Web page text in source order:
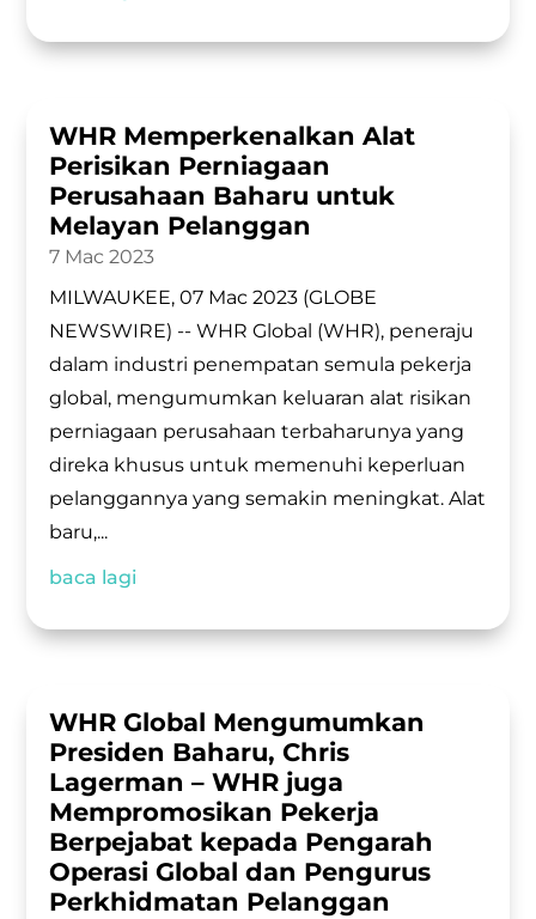
WHR Memperkenalkan Alat
Perisikan Perniagaan
Perusahaan Baharu untuk
Melayan Pelanggan
7 Mac 2023
MILWAUKEE, 07 Mac 2023 (GLOBE
NEWSWIRE) -- WHR Global (WHR), peneraju
dalam industri penempatan semula pekerja
global, mengumumkan keluaran alat risikan
perniagaan perusahaan terbaharunya yang
direka khusus untuk memenuhi keperluan
pelanggannya yang semakin meningkat. Alat
baru,...
baca lagi
WHR Global Mengumumkan
Presiden Baharu, Chris
Lagerman – WHR juga
Mempromosikan Pekerja
Berpejabat kepada Pengarah
Operasi Global dan Pengurus
Perkhidmatan Pelanggan